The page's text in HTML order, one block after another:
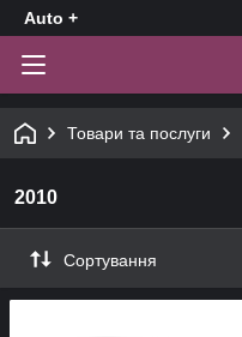
Auto +
Товари та послуги
2010
Сортування